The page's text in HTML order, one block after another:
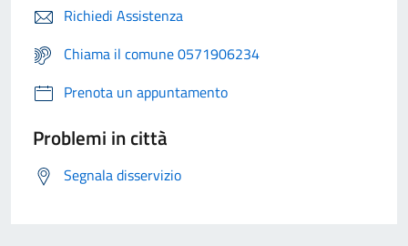
Richiedi Assistenza
Chiama il comune 0571906234
Prenota un appuntamento
Problemi in città
Segnala disservizio